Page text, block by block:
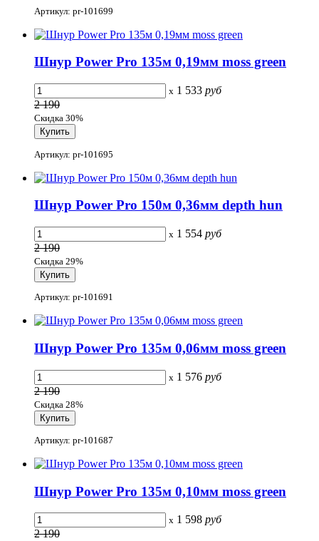
Артикул: pr-101699
Шнур Power Pro 135м 0,19мм moss green
x 1 533 руб
2 190
Скидка 30%
Артикул: pr-101695
Шнур Power Pro 150м 0,36мм depth hun
x 1 554 руб
2 190
Скидка 29%
Артикул: pr-101691
Шнур Power Pro 135м 0,06мм moss green
x 1 576 руб
2 190
Скидка 28%
Артикул: pr-101687
Шнур Power Pro 135м 0,10мм moss green
x 1 598 руб
2 190